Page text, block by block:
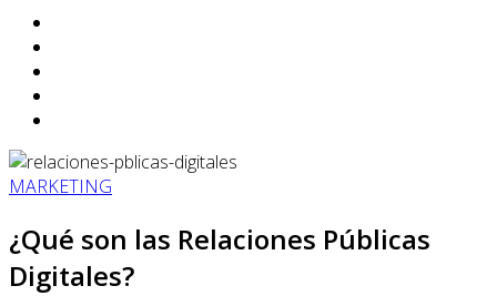
MARKETING
¿Qué son las Relaciones Públicas
Digitales?